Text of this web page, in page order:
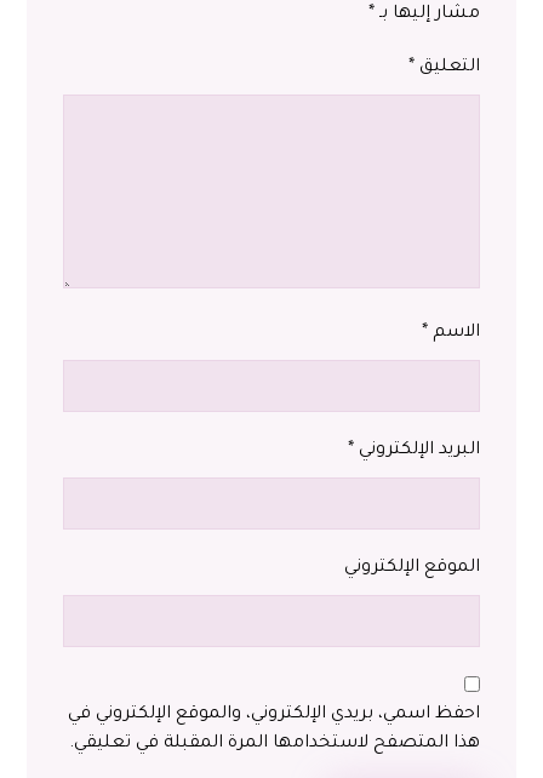
مشار إليها بـ *
التعليق *
الاسم *
البريد الإلكتروني *
الموقع الإلكتروني
احفظ اسمي، بريدي الإلكتروني، والموقع الإلكتروني في
هذا المتصفح لاستخدامها المرة المقبلة في تعليقي.